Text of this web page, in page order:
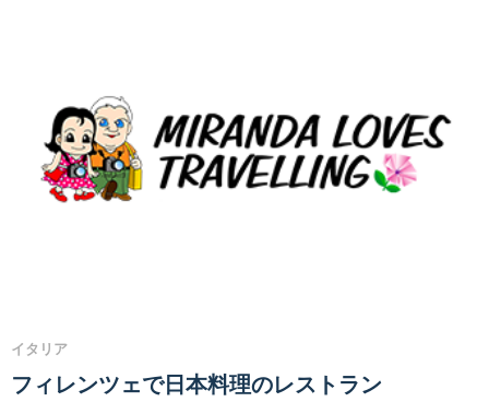
イタリア
フィレンツェで日本料理のレストラン